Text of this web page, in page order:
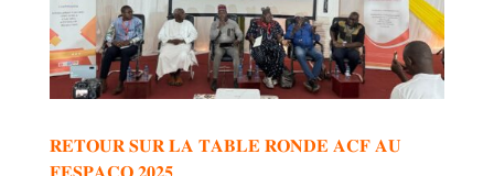
𝐑𝐄𝐓𝐎𝐔𝐑 𝐒𝐔𝐑 𝐋𝐀 𝐓𝐀𝐁𝐋𝐄 𝐑𝐎𝐍𝐃𝐄 𝐀𝐂𝐅 𝐀𝐔